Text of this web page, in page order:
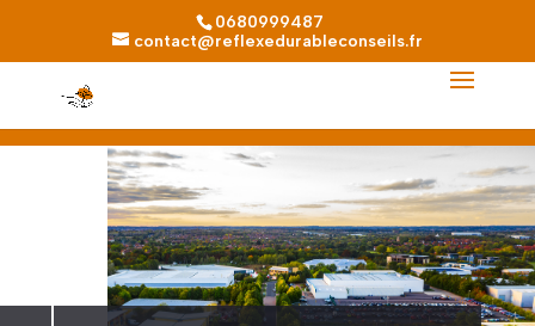
0680999487
contact@reflexedurableconseils.fr